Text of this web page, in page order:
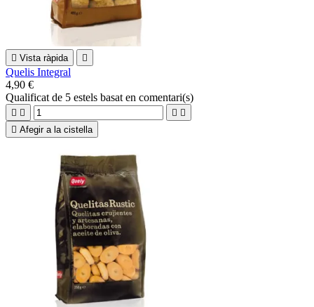
 Vista ràpida 
Quelis Integral
4,90 €
Qualificat de 5 estels basat en comentari(s)
   
 Afegir a la cistella